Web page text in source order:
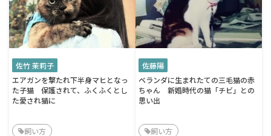
佐竹 茉莉子
エアガンを撃たれ下半身マヒとなっ
た子猫 保護されて、ふくふくとし
た愛され猫に
飼い方
佐藤陽
ベランダに生まれたての三毛猫の赤
ちゃん 新婚時代の猫「チビ」との
思い出
飼い方